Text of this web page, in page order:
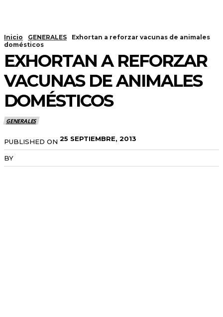
Inicio GENERALES
Exhortan a reforzar vacunas de animales
domésticos
EXHORTAN A REFORZAR
VACUNAS DE ANIMALES
DOMÉSTICOS
GENERALES
PUBLISHED ON 25 SEPTIEMBRE, 2013
BY